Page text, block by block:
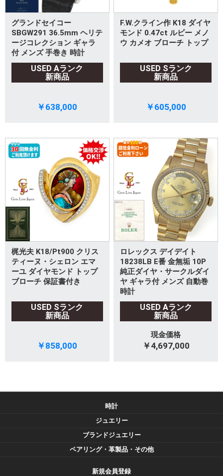
グランドセイコー
SBGW291 36.5mm ヘリテ
ージコレクション ギャラ
付 メンズ 手巻き 時計
USED Aランク
新商品
￥638,000
F.W.クライン作 K18 ダイヤ
モンド 0.47ct ルビー メノ
ウ カメオ ブローチ トップ
USED Sランク
新商品
￥605,000
梶光夫 K18/Pt900 クリス
ティーヌ・シェロン エマ
ーユ ダイヤモンド トップ
ブローチ 保証書付き
USED Sランク
新商品
￥858,000
ロレックス デイデイト
18238LB E番 金無垢 10P
純正ダイヤ・サークルダイ
ヤ ギャラ付 メンズ 自動巻
時計
USED Aランク
新商品
現金価格
￥4,697,000
時計
ジュエリー
ブランドジュエリー
ペアリング・革製品・その他
新規会員登録